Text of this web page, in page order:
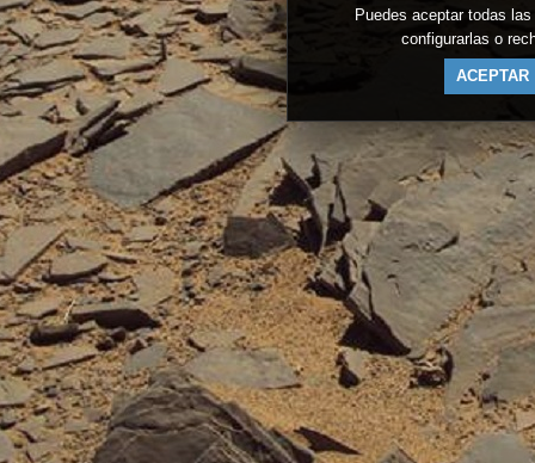
Puedes aceptar todas
configurarlas o
ACEPTAR